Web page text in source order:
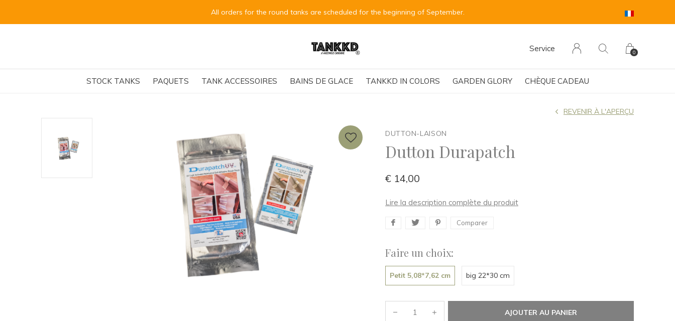
STOCK TANKS PAQUETS TANK ACCESSOIRES BAINS DE GLACE TANKKD IN COLORS GARDEN GLORY CHÈQUE CADEAU
Service 0
Alle Bestellungen für die runden Tanks sind für Anfang September vorgesehen.
DUTTON-LAISON
Dutton Durapatch
REVENIR À L'APERÇU
€ 14,00
Lire la description complète du produit
Comparer
Faire un choix:
Petit 5,08*7,62 cm big 22*30 cm
AJOUTER AU PANIER